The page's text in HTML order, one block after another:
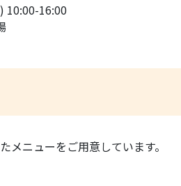
10:00-16:00
メニューをご用意しています。